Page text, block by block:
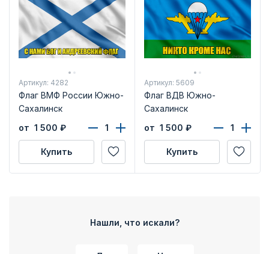
Артикул: 4282
Флаг ВМФ России Южно-
Сахалинск
от 1 500 ₽
Купить
Артикул: 5609
Флаг ВДВ Южно-
Сахалинск
от 1 500 ₽
Купить
Нашли, что искали?